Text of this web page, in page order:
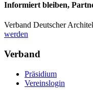
Informiert bleiben,
Verband Deutscher
werden
Verband
Präsidium
Vereinslogin